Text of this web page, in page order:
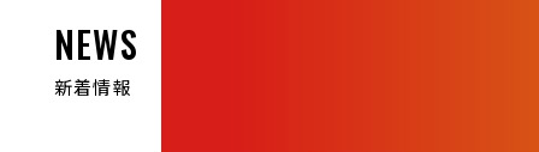
NEWS
新着情報